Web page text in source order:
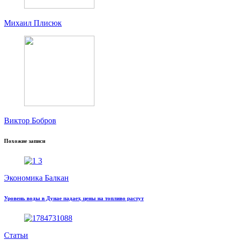
Михаил Плисюк
Виктор Бобров
Похожие записи
Экономика Балкан
Уровень воды в Дунае падает, цены на топливо растут
Статьи